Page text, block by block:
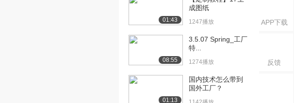
APP下载
反馈
01:43
成图纸
1247播放
08:55
3.5.07 Spring_工厂
特...
1274播放
01:13
国内技术怎么带到
国外工厂？